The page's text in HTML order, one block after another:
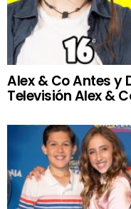
Alex & Co Antes y
Televisión Alex &